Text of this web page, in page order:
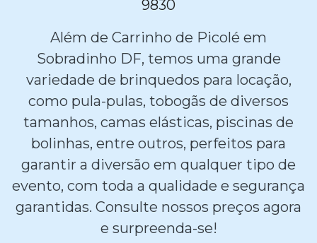
9830
Além de Carrinho de Picolé em
Sobradinho DF, temos uma grande
variedade de brinquedos para locação,
como pula-pulas, tobogãs de diversos
tamanhos, camas elásticas, piscinas de
bolinhas, entre outros, perfeitos para
garantir a diversão em qualquer tipo de
evento, com toda a qualidade e segurança
garantidas. Consulte nossos preços agora
e surpreenda-se!